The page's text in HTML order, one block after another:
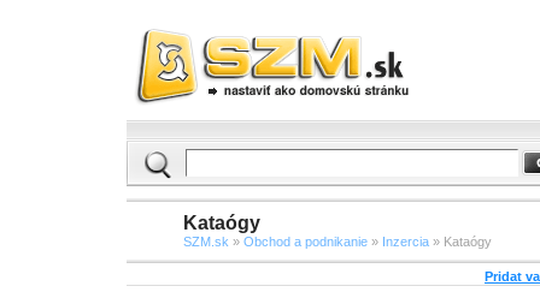
Kataógy
SZM.sk » Obchod a podnikanie » Inzercia » Kataógy
Pridat